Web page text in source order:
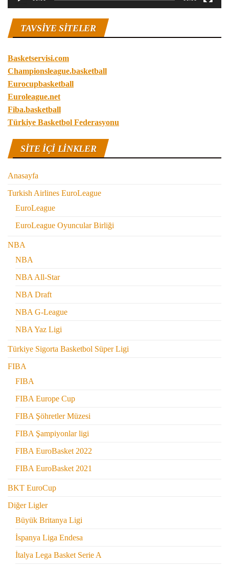
TAVSIYE SITELER
Basketservisi.com
Championsleague.basketball
Eurocupbasketball
Euroleague.net
Fiba.basketball
Türkiye Basketbol Federasyonu
SITE IÇI LINKLER
Anasayfa
Turkish Airlines EuroLeague
EuroLeague
EuroLeague Oyuncular Birliği
NBA
NBA
NBA All-Star
NBA Draft
NBA G-League
NBA Yaz Ligi
Türkiye Sigorta Basketbol Süper Ligi
FIBA
FIBA
FIBA Europe Cup
FIBA Şöhretler Müzesi
FIBA Şampiyonlar ligi
FIBA EuroBasket 2022
FIBA EuroBasket 2021
BKT EuroCup
Diğer Ligler
Büyük Britanya Ligi
İspanya Liga Endesa
İtalya Lega Basket Serie A